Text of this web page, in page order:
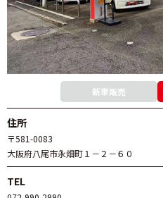
新車販売
住所
〒581-0083
大阪府八尾市永畑町１－２－６０
TEL